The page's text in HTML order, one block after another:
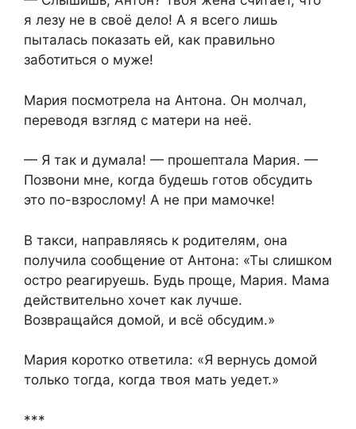
я лезу не в своё дело! А я всего лишь
пыталась показать ей, как правильно
заботиться о муже!
Мария посмотрела на Антона. Он молчал,
переводя взгляд с матери на неё.
— Я так и думала! — прошептала Мария. —
Позвони мне, когда будешь готов обсудить
это по-взрослому! А не при мамочке!
В такси, направляясь к родителям, она
получила сообщение от Антона: «Ты слишком
остро реагируешь. Будь проще, Мария. Мама
действительно хочет как лучше.
Возвращайся домой, и всё обсудим.»
Мария коротко ответила: «Я вернусь домой
только тогда, когда твоя мать уедет.»
***